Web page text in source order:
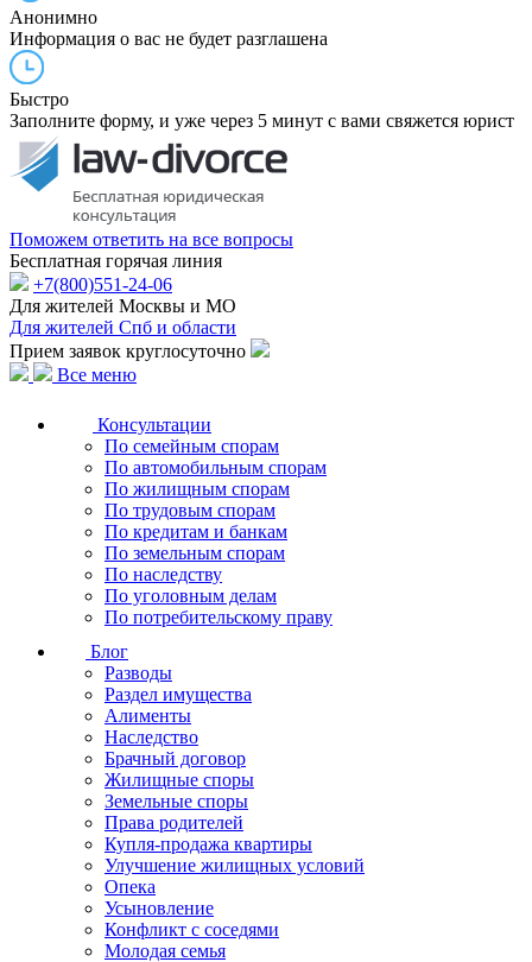
Анонимно
Информация о вас не будет разглашена
Быстро
Заполните форму, и уже через 5 минут с вами свяжется юрист
Поможем ответить на все вопросы
Бесплатная горячая линия
+7(800)551-24-06
Для жителей Москвы и МО
Для жителей Спб и области
Прием заявок круглосуточно
Все меню
Консультации
По семейным спорам
По автомобильным спорам
По жилищным спорам
По трудовым спорам
По кредитам и банкам
По земельным спорам
По наследству
По уголовным делам
По потребительскому праву
Блог
Разводы
Раздел имущества
Алименты
Наследство
Брачный договор
Жилищные споры
Земельные споры
Права родителей
Купля-продажа квартиры
Улучшение жилищных условий
Опека
Усыновление
Конфликт с соседями
Молодая семья